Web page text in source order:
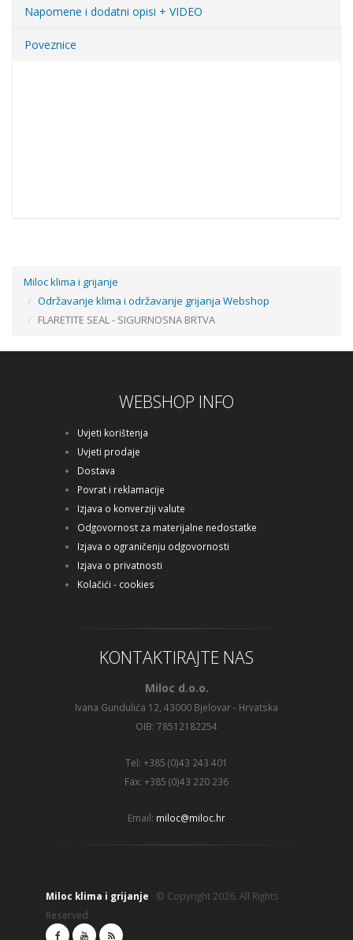
Napomene i dodatni opisi + VIDEO
Poveznice
Miloc klima i grijanje
Održavanje klima i održavanje grijanja Webshop
FLARETITE SEAL - SIGURNOSNA BRTVA
WEBSHOP INFO
Uvjeti korištenja
Uvjeti prodaje
Dostava
Povrat i reklamacije
Izjava o konverziji valute
Odgovornost za materijalne nedostatke
Izjava o ograničenju odgovornosti
Izjava o privatnosti
Kolačići - cookies
KONTAKTIRAJTE NAS
Miloc d.o.o.
Ivana Gundulića 12, 43000 Bjelovar - Hrvatska
OIB: 78512182254
Tel: +385 (0)43 243 401
Fax: +385 (0)43 220 236
Email: miloc@miloc.hr
Miloc klima i grijanje © Copyright 2026. All Rights
Reserved.